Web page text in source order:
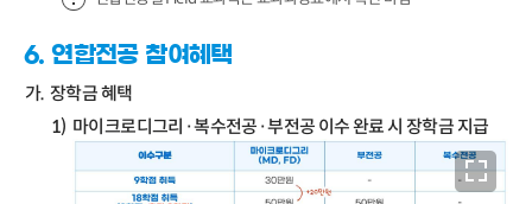
6. 연합전공 참여혜택
장학금 혜택
마이크로디그리·복수전공·부전공 이수 완료 시 장학금 지급